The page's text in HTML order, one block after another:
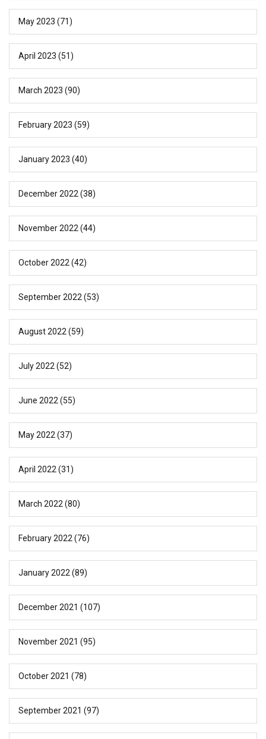
May 2023 (71)
April 2023 (51)
March 2023 (90)
February 2023 (59)
January 2023 (40)
December 2022 (38)
November 2022 (44)
October 2022 (42)
September 2022 (53)
August 2022 (59)
July 2022 (52)
June 2022 (55)
May 2022 (37)
April 2022 (31)
March 2022 (80)
February 2022 (76)
January 2022 (89)
December 2021 (107)
November 2021 (95)
October 2021 (78)
September 2021 (97)